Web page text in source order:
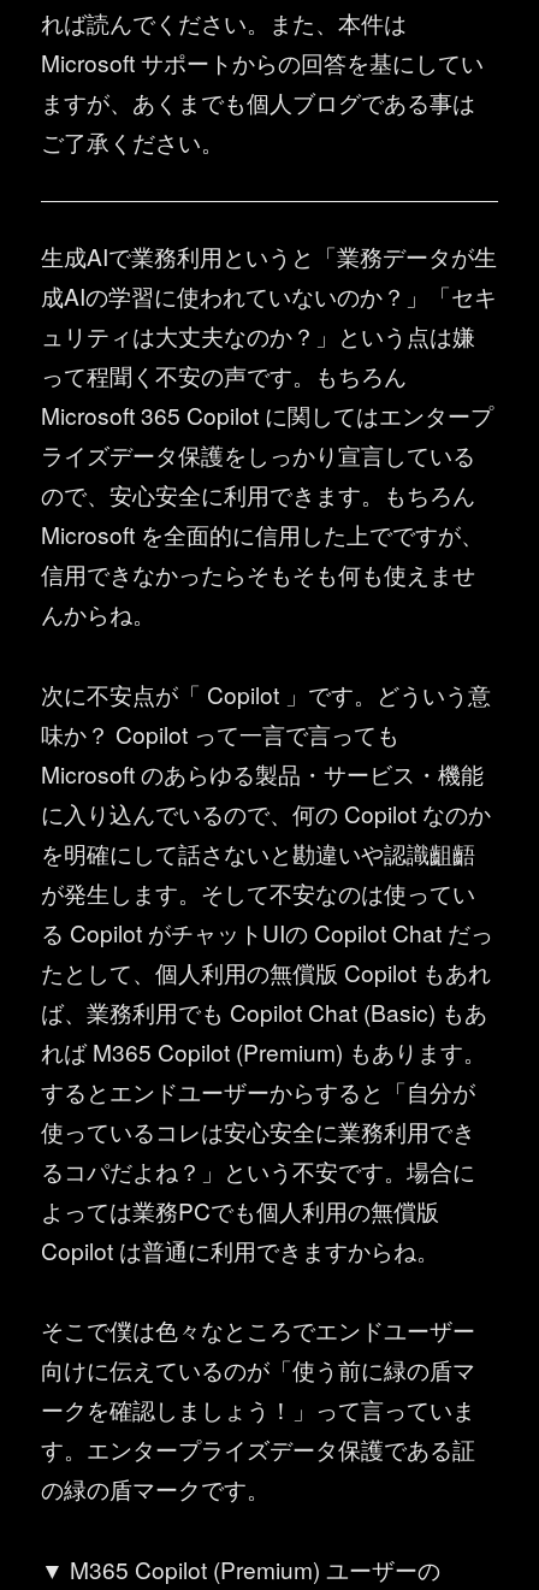
れば読んでください。また、本件は
Microsoft サポートからの回答を基にしてい
ますが、あくまでも個人ブログである事は
ご了承ください。
生成AIで業務利用というと「業務データが生
成AIの学習に使われていないのか？」「セキ
ュリティは大丈夫なのか？」という点は嫌
って程聞く不安の声です。もちろん
Microsoft 365 Copilot に関してはエンタープ
ライズデータ保護をしっかり宣言している
ので、安心安全に利用できます。もちろん
Microsoft を全面的に信用した上でですが、
信用できなかったらそもそも何も使えませ
んからね。
次に不安点が「 Copilot 」です。どういう意
味か？ Copilot って一言で言っても
Microsoft のあらゆる製品・サービス・機能
に入り込んでいるので、何の Copilot なのか
を明確にして話さないと勘違いや認識齟齬
が発生します。そして不安なのは使ってい
る Copilot がチャットUIの Copilot Chat だっ
たとして、個人利用の無償版 Copilot もあれ
ば、業務利用でも Copilot Chat (Basic) もあ
れば M365 Copilot (Premium) もあります。
するとエンドユーザーからすると「自分が
使っているコレは安心安全に業務利用でき
るコパだよね？」という不安です。場合に
よっては業務PCでも個人利用の無償版
Copilot は普通に利用できますからね。
そこで僕は色々なところでエンドユーザー
向けに伝えているのが「使う前に緑の盾マ
ークを確認しましょう！」って言っていま
す。エンタープライズデータ保護である証
の緑の盾マークです。
▼ M365 Copilot (Premium) ユーザーの